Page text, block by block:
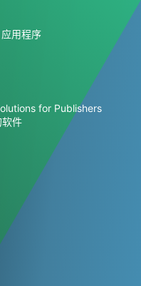
用程序
for Publishers
软件